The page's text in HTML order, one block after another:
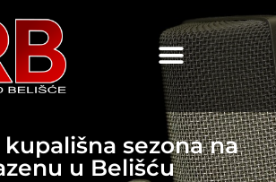
sezona na
u Belišću